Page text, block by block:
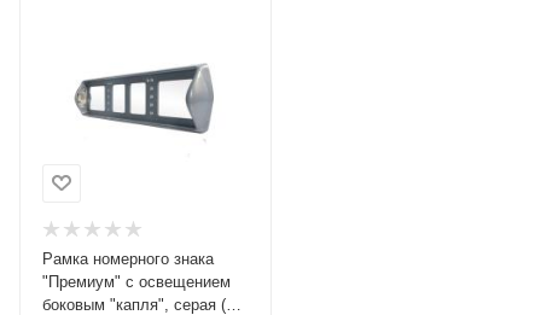
Рамка номерного знака
"Премиум" с освещением
боковым "капля", серая (2)